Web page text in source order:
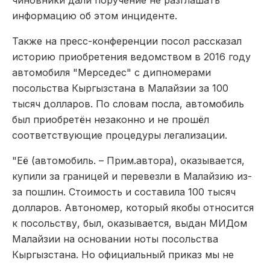
информацию об этом инциденте.
Также на пресс-конференции посол рассказал
историю приобретения ведомством в 2016 году
автомобиля "Мерседес" с дипномерами
посольства Кыргызстана в Малайзии за 100
тысяч долларов. По словам посла, автомобиль
был приобретён незаконно и не прошёл
соответствующие процедуры легализации.
"Её (автомобиль. – Прим.автора), оказывается,
купили за границей и перевезли в Малайзию из-
за пошлин. Стоимость и составила 100 тысяч
долларов. Автономер, который якобы относится
к посольству, был, оказывается, выдан МИДом
Малайзии на основании ноты посольства
Кыргызстана. Но официальный приказ мы не